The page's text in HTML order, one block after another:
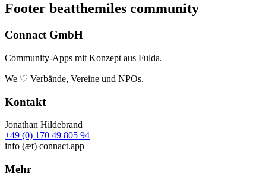
Footer beatthemiles community
Connact GmbH
Community-Apps mit Konzept aus Fulda.
We ♡ Verbände, Vereine und NPOs.
Kontakt
Jonathan Hildebrand
+49 (0) 170 49 805 94
info (æt) connact.app
Mehr